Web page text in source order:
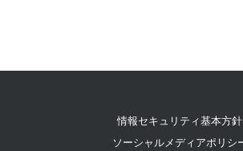
情報セキュリティ基本方針
ソーシャルメディアポリシ